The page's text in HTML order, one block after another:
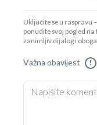
Uključite se u raspravu
ponudite svoj pogled
zanimljiv dijalog i
Važna obavijest !